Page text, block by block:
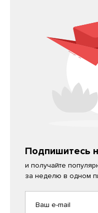
Подпишитесь
и получайте
за неделю в одном